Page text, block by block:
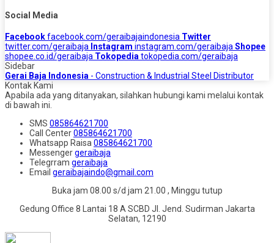
Social Media
Facebookfacebook.com/geraibajaindonesia Twitter
twitter.com/geraibaja Instagram instagram.com/geraibaja Shopee
shopee.co.id/geraibaja Tokopedia tokopedia.com/geraibaja
Sidebar
Gerai Baja Indonesia - Construction & Industrial Steel Distributor
Kontak Kami
Apabila ada yang ditanyakan, silahkan hubungi kami melalui kontak
di bawah ini.
SMS 085864621700
Call Center085864621700
Whatsapp Raisa 085864621700
Messengergeraibaja
Telegrram geraibaja
Email geraibajaindo@gmail.com
Buka jam 08.00 s/d jam 21.00 , Minggu tutup
Gedung Office 8 Lantai 18 A SCBD Jl. Jend. Sudirman Jakarta
Selatan, 12190